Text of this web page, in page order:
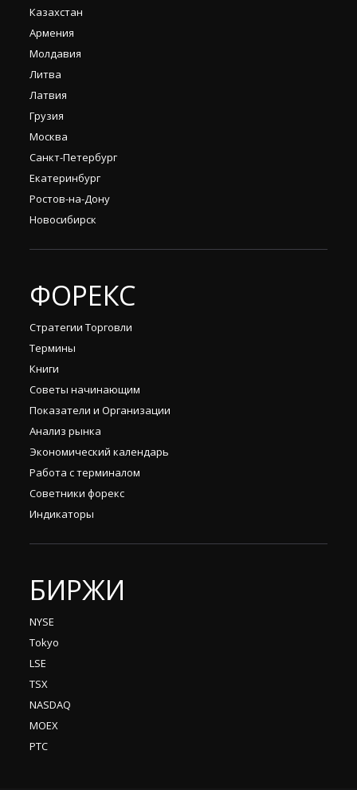
Казахстан
Армения
Молдавия
Литва
Латвия
Грузия
Москва
Санкт-Петербург
Екатеринбург
Ростов-на-Дону
Новосибирск
ФОРЕКС
Стратегии Торговли
Термины
Книги
Советы начинающим
Показатели и Организации
Анализ рынка
Экономический календарь
Работа с терминалом
Советники форекс
Индикаторы
БИРЖИ
NYSE
Tokyo
LSE
TSX
NASDAQ
MOEX
РТС